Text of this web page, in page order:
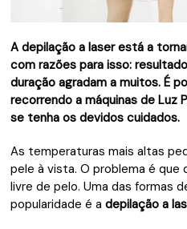
A depilação a laser está a
com razões para isso:
duração agradam a muitos. É
recorrendo a máquinas de Luz
se tenha os devidos cuidados.
As temperaturas mais altas
pele à vista. O problema é que
livre de pelo. Uma das formas
popularidade é adepilação a